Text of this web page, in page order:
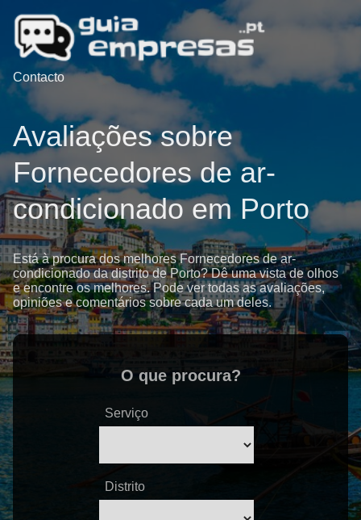
Contacto
Avaliações sobre
Fornecedores de ar-
condicionado em Porto
Está à procura dos melhores Fornecedores de ar-
condicionado da distrito de Porto? Dê uma vista de olhos
e encontre os melhores. Pode ver todas as avaliações,
opiniões e comentários sobre cada um deles.
O que procura?
Serviço
Distrito